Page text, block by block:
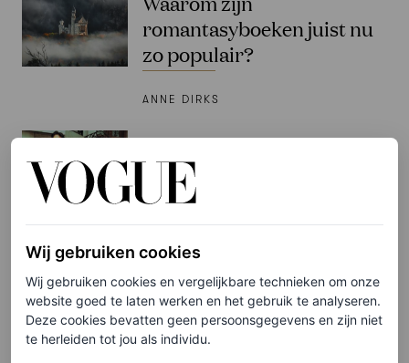
romantasyboeken juist nu
zo populair?
ANNE DIRKS
Na een feestseizoen vol
geplande afspraakjes, zijn
de ongedwongen
vriendschappen een stuk
waardevoller
ANNE DIRKS
Wij gebruiken cookies
Wij gebruiken cookies en vergelijkbare technieken om onze
website goed te laten werken en het gebruik te analyseren.
Deze cookies bevatten geen persoonsgegevens en zijn niet
te herleiden tot jou als individu.